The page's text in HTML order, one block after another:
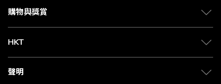
購物與獎賞
HKT
聲明